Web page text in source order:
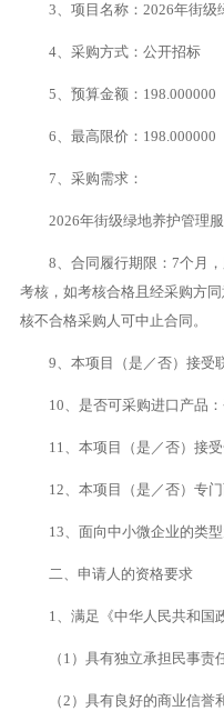
3、项目名称：2026年街级
4、采购方式：公开招标
5、预算金额：198.000000
6、最高限价：198.000000
7、采购需求：
2026年街级绿地养护管理
8、合同履行期限：7个月
考核，如考核合格且经采购方
核不合格采购人可中止合同。
9、本项目（是／否）接受
10、是否可采购进口产品
11、本项目（是／否）接
12、本项目（是／否）专
13、面向中小微企业的类
二、申请人的资格要求
1、满足《中华人民共和国
（1）具有独立承担民事责
（2）具有良好的商业信誉